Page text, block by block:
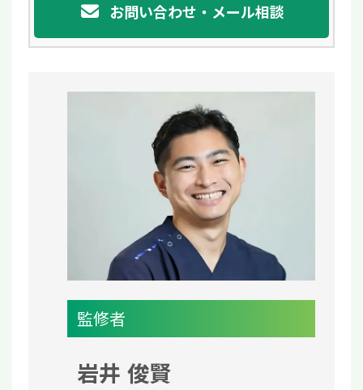
お問い合わせ・メール相談
監修者
岩井 俊賢